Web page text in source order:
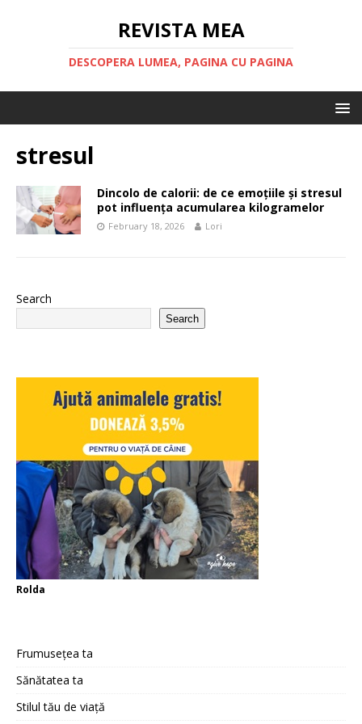
REVISTA MEA
DESCOPERA LUMEA, PAGINA CU PAGINA
stresul
Dincolo de calorii: de ce emoțiile și stresul
pot influența acumularea kilogramelor
February 18, 2026 Lori
Search
Search
Rolda
Frumusețea ta
Sănătatea ta
Stilul tău de viață